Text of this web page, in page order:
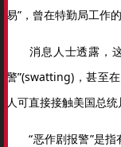
易”，曾在特勤局工作
消息人士透露，这
警”(swatting)，甚至
人可直接接触美国总
“恶作剧报警”是指